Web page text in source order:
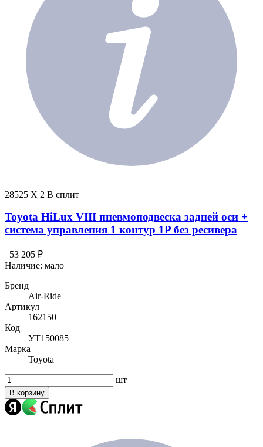
28525 X 2 В сплит
Toyota HiLux VIII пневмоподвеска задней оси +
система управления 1 контур 1P без ресивера
53 205 ₽
Наличие: мало
Бренд
Air-Ride
Артикул
162150
Код
УТ150085
Марка
Toyota
шт
В корзину